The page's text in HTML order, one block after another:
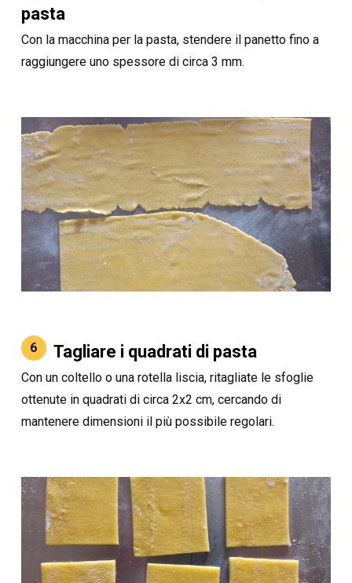
pasta
Con la macchina per la pasta, stendere il panetto fino a
raggiungere uno spessore di circa 3 mm.
6 Tagliare i quadrati di pasta
Con un coltello o una rotella liscia, ritagliate le sfoglie
ottenute in quadrati di circa 2x2 cm, cercando di
mantenere dimensioni il più possibile regolari.